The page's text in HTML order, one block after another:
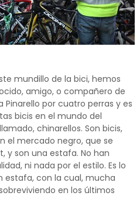
mundillo de la bici, hemos
amigo, o compañero de
Pinarello por cuatro perras y es
bicis en el mundo del
chinarellos. Son bicis,
el mercado negro, que se
y son una estafa. No han
ni nada por el estilo. Es lo
estafa, con la cual, mucha
en los últimos